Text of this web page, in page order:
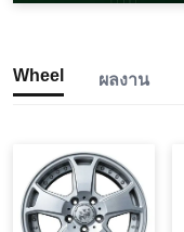
Wheel ผลงาน